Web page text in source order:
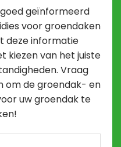
geïnformeerd
voor groendaken
deze informatie
kiezen van het juiste
Vraag
om de groendak- en
uw groendak te